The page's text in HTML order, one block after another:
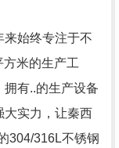
来始终专注于不
米的生产工
拥有..的生产设备
大实力，让秦西
304/316L不锈钢